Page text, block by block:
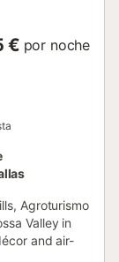
€ por noche
Agroturismo
Valley in
and air-